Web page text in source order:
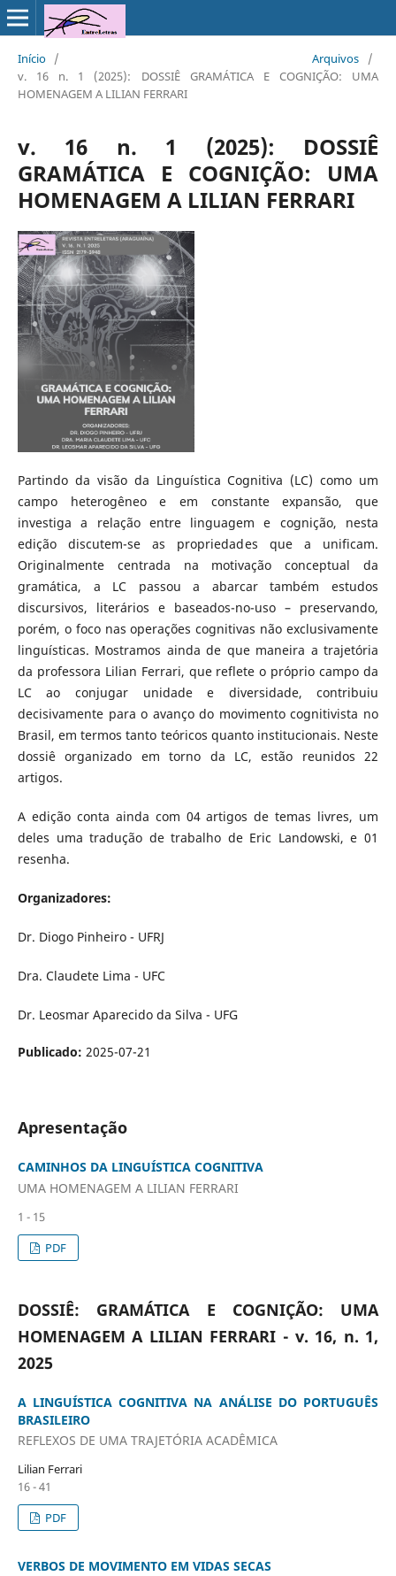
Início / Arquivos
/
v. 16 n. 1 (2025): DOSSIÊ GRAMÁTICA E COGNIÇÃO: UMA
HOMENAGEM A LILIAN FERRARI
v. 16 n. 1 (2025): DOSSIÊ
GRAMÁTICA E COGNIÇÃO: UMA
HOMENAGEM A LILIAN FERRARI
Partindo da visão da Linguística Cognitiva (LC) como um
campo heterogêneo e em constante expansão, que
investiga a relação entre linguagem e cognição, nesta
edição discutem-se as propriedades que a unificam.
Originalmente centrada na motivação conceptual da
gramática, a LC passou a abarcar também estudos
discursivos, literários e baseados-no-uso – preservando,
porém, o foco nas operações cognitivas não exclusivamente
linguísticas. Mostramos ainda de que maneira a trajetória
da professora Lilian Ferrari, que reflete o próprio campo da
LC ao conjugar unidade e diversidade, contribuiu
decisivamente para o avanço do movimento cognitivista no
Brasil, em termos tanto teóricos quanto institucionais. Neste
dossiê organizado em torno da LC, estão reunidos 22
artigos.
A edição conta ainda com 04 artigos de temas livres, um
deles uma tradução de trabalho de Eric Landowski, e 01
resenha.
Organizadores:
Dr. Diogo Pinheiro - UFRJ
Dra. Claudete Lima - UFC
Dr. Leosmar Aparecido da Silva - UFG
Publicado: 2025-07-21
Apresentação
CAMINHOS DA LINGUÍSTICA COGNITIVA
UMA HOMENAGEM A LILIAN FERRARI
1 - 15
PDF
DOSSIÊ: GRAMÁTICA E COGNIÇÃO: UMA
HOMENAGEM A LILIAN FERRARI - v. 16, n. 1,
2025
A LINGUÍSTICA COGNITIVA NA ANÁLISE DO PORTUGUÊS
BRASILEIRO
REFLEXOS DE UMA TRAJETÓRIA ACADÊMICA
Lilian Ferrari
16 - 41
PDF
VERBOS DE MOVIMENTO EM VIDAS SECAS